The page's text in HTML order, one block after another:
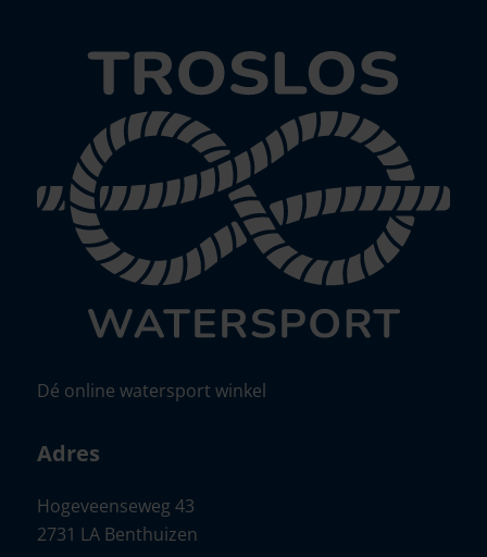
Dé online watersport winkel
Adres
Hogeveenseweg 43
2731 LA Benthuizen